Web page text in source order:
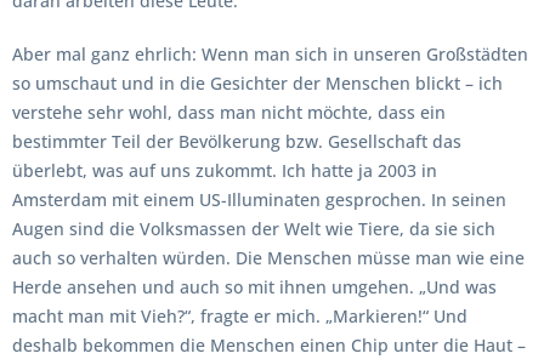
Aber mal ganz ehrlich: Wenn man sich in unseren Großstädten
so umschaut und in die Gesichter der Menschen blickt – ich
verstehe sehr wohl, dass man nicht möchte, dass ein
bestimmter Teil der Bevölkerung bzw. Gesellschaft das
überlebt, was auf uns zukommt. Ich hatte ja 2003 in
Amsterdam mit einem US-Illuminaten gesprochen. In seinen
Augen sind die Volksmassen der Welt wie Tiere, da sie sich
auch so verhalten würden. Die Menschen müsse man wie eine
Herde ansehen und auch so mit ihnen umgehen. „Und was
macht man mit Vieh?“, fragte er mich. „Markieren!“ Und
deshalb bekommen die Menschen einen Chip unter die Haut –